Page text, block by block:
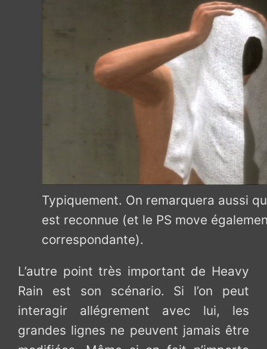
Typiquement. On remarquera aussi
est reconnue (et le PS move
correspondante).
L’autre point très important de Heavy
Rain est son scénario. Si l’on peut
interagir allégrement avec lui, les
grandes lignes ne peuvent jamais être